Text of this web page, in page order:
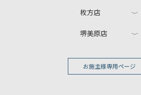
枚方店
堺美原店
お施主様専用ページ